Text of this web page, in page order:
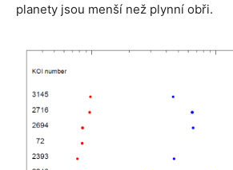
planety jsou menší než plynní obři.